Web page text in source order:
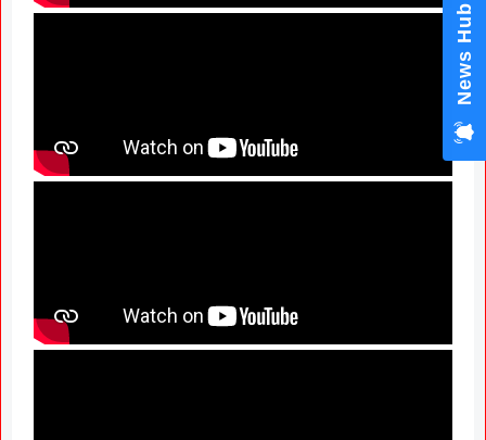
News Hub